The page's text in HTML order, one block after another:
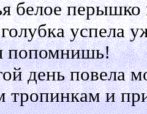
белое перышко
успела
попомнишь!
день повела
тропинкам и